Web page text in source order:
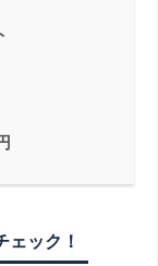
ェック！